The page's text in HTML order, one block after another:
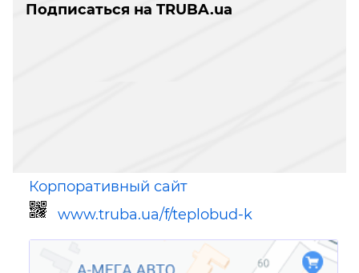
Подписаться на TRUBA.ua
Корпоративный сайт
www.truba.ua/f/teplobud-k